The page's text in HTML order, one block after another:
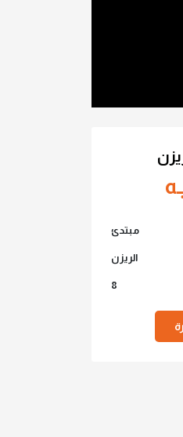
مبتدئ
الريزن
8